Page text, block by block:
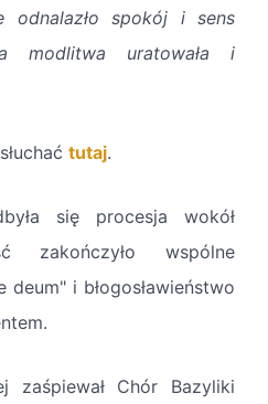
spokój i sens
modlitwa uratowała i
tutaj.
się procesja wokół
zakończyło wspólne
deum" i błogosławieństwo
zaśpiewał Chór Bazyliki